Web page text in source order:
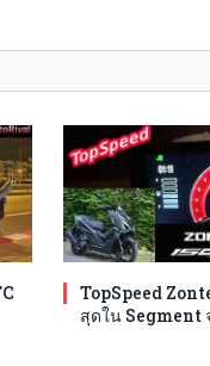
TopSpeed
สุดใน Segment